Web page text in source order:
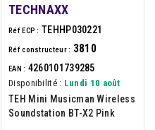
TECHNAXX
Réf ECP : TEHHP030221
Réf constructeur : 3810
EAN : 4260101739285
Disponibilité : Lundi 10 août
TEH Mini Musicman Wireless
Soundstation BT-X2 Pink